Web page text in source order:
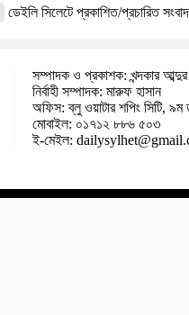
ডেইলি সিলেটে প্রকাশিত/প্রচারিত
সম্পাদক ও প্রকাশক: খন্দকার আব্দুর
নির্বাহী সম্পাদক: মারুফ হাসান
অফিস: ব্লু ওয়াটার শপিং সিটি, ৯ম
মোবাইল: ০১৭১২ ৮৮৬ ৫০৩
ই-মেইল: